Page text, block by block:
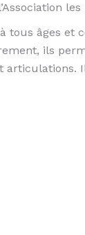
tous âges et
ils
articulations.